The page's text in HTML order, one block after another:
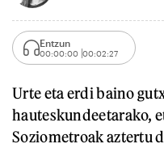
Entzun
00:00:00 00:02:27
Urte eta erdi baino
hauteskundeetarako,
Soziometroak aztertu